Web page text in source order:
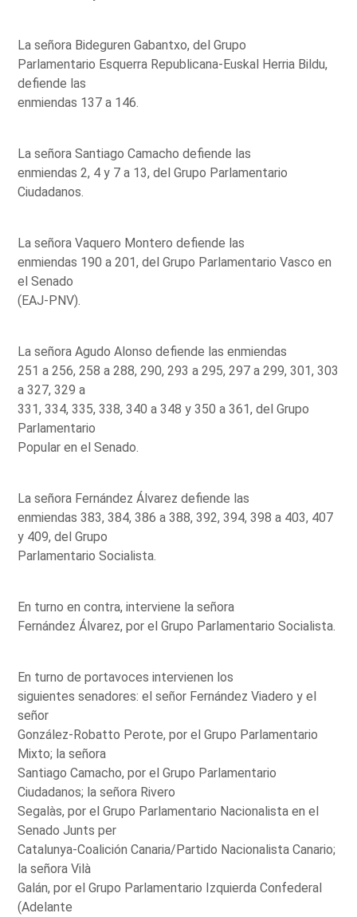
La señora Bideguren Gabantxo, del Grupo
Parlamentario Esquerra Republicana-Euskal Herria Bildu,
defiende las
enmiendas 137 a 146.
La señora Santiago Camacho defiende las
enmiendas 2, 4 y 7 a 13, del Grupo Parlamentario
Ciudadanos.
La señora Vaquero Montero defiende las
enmiendas 190 a 201, del Grupo Parlamentario Vasco en
el Senado
(EAJ-PNV).
La señora Agudo Alonso defiende las enmiendas
251 a 256, 258 a 288, 290, 293 a 295, 297 a 299, 301, 303
a 327, 329 a
331, 334, 335, 338, 340 a 348 y 350 a 361, del Grupo
Parlamentario
Popular en el Senado.
La señora Fernández Álvarez defiende las
enmiendas 383, 384, 386 a 388, 392, 394, 398 a 403, 407
y 409, del Grupo
Parlamentario Socialista.
En turno en contra, interviene la señora
Fernández Álvarez, por el Grupo Parlamentario Socialista.
En turno de portavoces intervienen los
siguientes senadores: el señor Fernández Viadero y el
señor
González-Robatto Perote, por el Grupo Parlamentario
Mixto; la señora
Santiago Camacho, por el Grupo Parlamentario
Ciudadanos; la señora Rivero
Segalàs, por el Grupo Parlamentario Nacionalista en el
Senado Junts per
Catalunya-Coalición Canaria/Partido Nacionalista Canario;
la señora Vilà
Galán, por el Grupo Parlamentario Izquierda Confederal
(Adelante